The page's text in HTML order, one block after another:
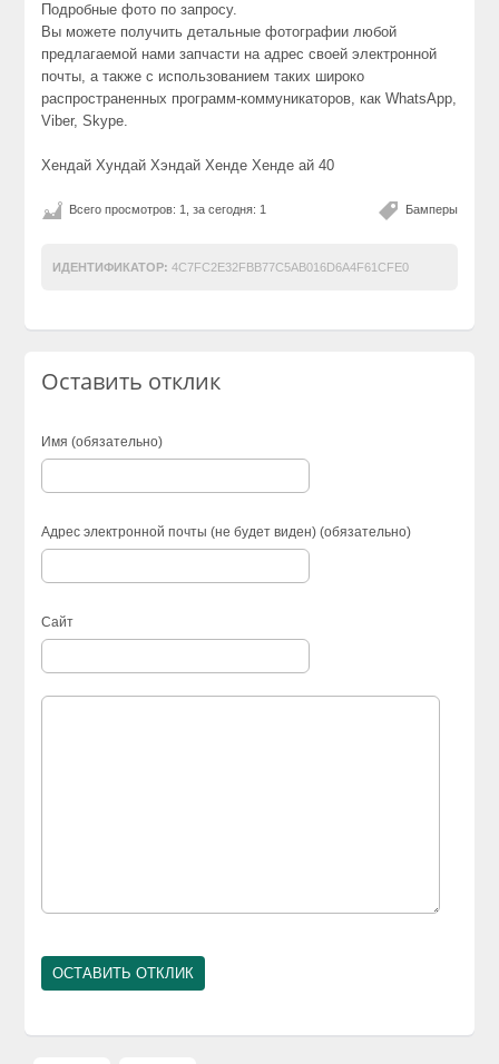
Подробные фото по запросу.
Вы можете получить детальные фотографии любой
предлагаемой нами запчасти на адрес своей электронной
почты, а также с использованием таких широко
распространенных программ-коммуникаторов, как WhatsApp,
Viber, Skype.
Хендай Хундай Хэндай Хенде Хенде ай 40
Бамперы
Всего просмотров: 1, за сегодня: 1
ИДЕНТИФИКАТОР: 4C7FC2E32FBB77C5AB016D6A4F61CFE0
Оставить отклик
Имя (обязательно)
Адрес электронной почты (не будет виден) (обязательно)
Сайт